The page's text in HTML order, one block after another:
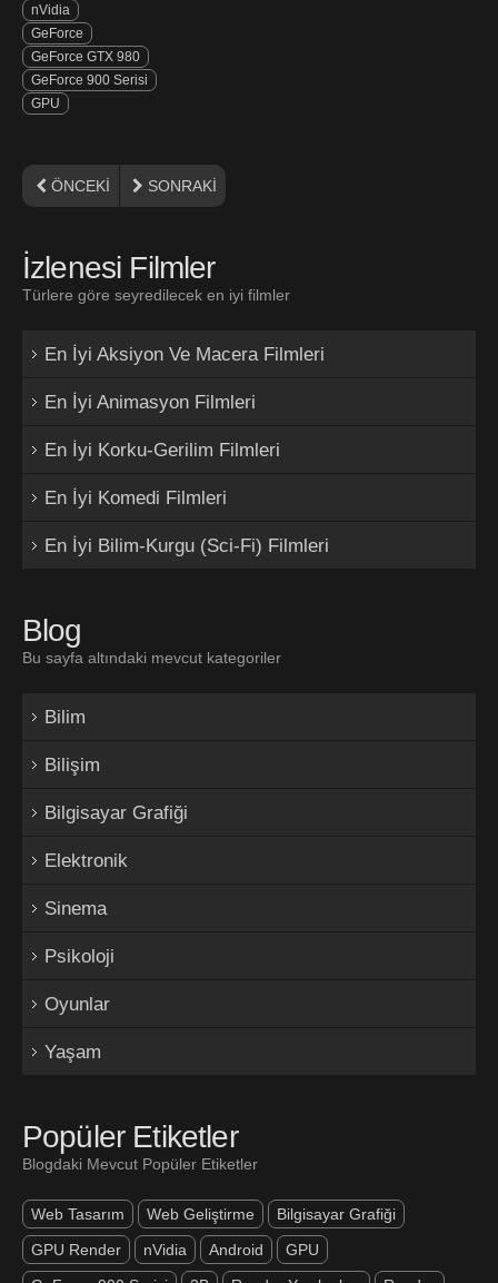
nVidia
GeForce
GeForce GTX 980
GeForce 900 Serisi
GPU
ÖNCEKI SONRAKI
İzlenesi Filmler
Türlere göre seyredilecek en iyi filmler
En İyi Aksiyon Ve Macera Filmleri
En İyi Animasyon Filmleri
En İyi Korku-Gerilim Filmleri
En İyi Komedi Filmleri
En İyi Bilim-Kurgu (Sci-Fi) Filmleri
Blog
Bu sayfa altındaki mevcut kategoriler
Bilim
Bilişim
Bilgisayar Grafiği
Elektronik
Sinema
Psikoloji
Oyunlar
Yaşam
Popüler Etiketler
Blogdaki Mevcut Popüler Etiketler
Web Tasarım Web Geliştirme
Bilgisayar Grafiği
GPU Render
nVidia Android
GPU